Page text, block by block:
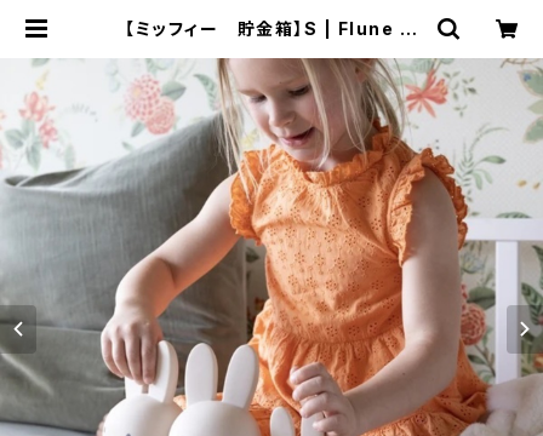
【ミッフィー 貯金箱】S | Flune 文
ミーちゃん フルネノネコ